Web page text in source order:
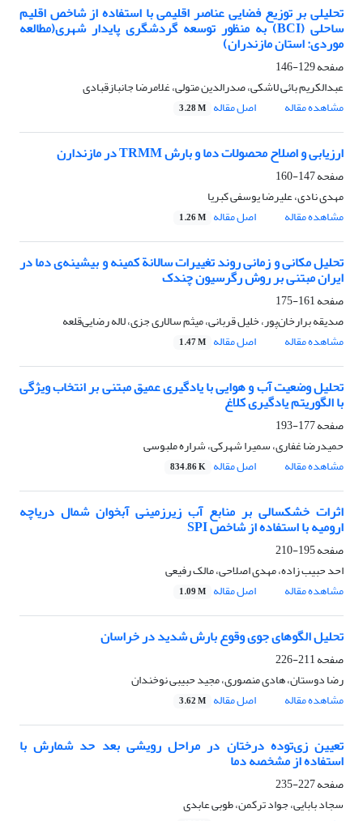
تحلیلی بر توزیع فضایی عناصر اقلیمی با استفاده از شاخص اقلیم
ساحلی (BCI) به منظور توسعه گردشگری پایدار شهری(مطالعه
موردی: استان مازندران)
صفحه129-146
عبدالکریم بائی لاشکی، صدرالدین متولی، غلامرضا جانبازقبادی
مشاهده مقاله
اصل مقاله 3.28 M
ارزیابی و اصلاح محصولات دما و بارش TRMM در مازندارن
صفحه147-160
مهدی نادی، علیرضا یوسفی کبریا
مشاهده مقاله
اصل مقاله 1.26 M
تحلیل مکانی و زمانی روند تغییرات سالانة کمینه و بیشینه‌ی دما در
ایران مبتنی بر روش رگرسیون چندک
صفحه161-175
صدیقه برارخان‌پور، خلیل قربانی، میثم سالاری جزی، لاله رضایی‌قلعه
مشاهده مقاله
اصل مقاله 1.47 M
تحلیل وضعیت آب و هوایی با یادگیری عمیق مبتنی بر انتخاب ویژگی
با الگوریتم یادگیری کلاغ
صفحه177-193
حمیدرضا غفاری، سمیرا شهرکی، شراره ملبوسی
مشاهده مقاله
اصل مقاله 834.86 K
اثرات خشکسالی بر منابع آب زیرزمینی آبخوان شمال دریاچه
ارومیه با استفاده از شاخص SPI
صفحه195-210
احد حبیب زاده، مهدی اصلاحی، مالک رفیعی
مشاهده مقاله
اصل مقاله 1.09 M
تحلیل الگوهای جوی وقوع بارش‌ شدید در خراسان
صفحه211-226
رضا دوستان، هادی منصوری، مجید حبیبی نوخندان
مشاهده مقاله
اصل مقاله 3.62 M
تعیین زی‌توده درختان در مراحل رویشی بعد حد شمارش با
استفاده از مشخصه دما
صفحه227-235
سجاد بابایی، جواد ترکمن، طوبی عابدی